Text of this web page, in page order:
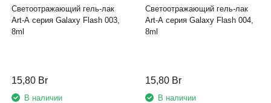
Светоотражающий гель-лак
Art-A серия Galaxy Flash 003,
8ml
15,80 Br
В наличии
Светоотражающий гель-лак
Art-A серия Galaxy Flash 004,
8ml
15,80 Br
В наличии